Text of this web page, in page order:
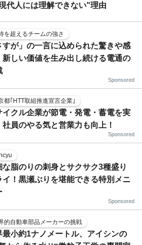
代人には理解できない"理由
を超えるチームの強さ
すが」の一言に込められた驚きや感
新しい価値を生み出し続ける電通の
Sponsored
都｢HTT取組推進宣言企業｣
イクル企業が節電・発電・蓄電を実
社員のやる気と営業力も向上！
Sponsored
な脂のりの刺身とサクサク3種盛り
イ！黒瀬ぶりを堪能できる特別メニ
Sponsored
的自動車部品メーカーの挑戦
最小約1ナノメートル、アイシンの